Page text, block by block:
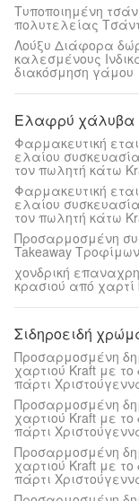
Τυποποιημένη
πολυτελείας
Λούξυ Διάφορα
καλεσμένους
διακόσμηση γάμου
Ελαφρύ χάλυβα
Φαρμακευτική
ελαίου
τον πωλητή κάτω
Φαρμακευτική
ελαίου
τον πωλητή κάτω
Προσαρμοσμένη
Takeaway
χονδρική
κρασιού από
Σιδηροειδή
Προσαρμοσμένη
χαρτιού Kraft με το
πάρτι
Προσαρμοσμένη
χαρτιού Kraft με το
πάρτι
Προσαρμοσμένη
χαρτιού Kraft με το
πάρτι